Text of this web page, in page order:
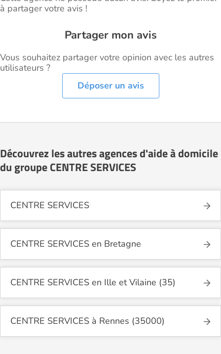
à partager votre avis !
Partager mon avis
Vous souhaitez partager votre opinion avec les autres
utilisateurs ?
Déposer un avis
Découvrez les autres agences d'aide à domicile
du groupe CENTRE SERVICES
CENTRE SERVICES
CENTRE SERVICES en Bretagne
CENTRE SERVICES en Ille et Vilaine (35)
CENTRE SERVICES à Rennes (35000)